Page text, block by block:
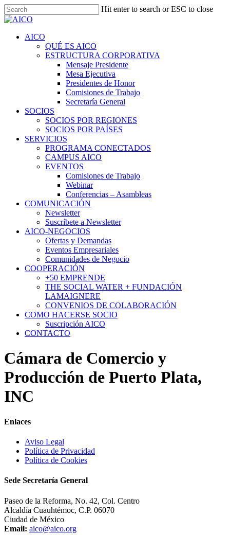
Skip
to
content
Hit enter to search or ESC to close
Close
Menu
AICO
QUÉ ES AICO
ESTRUCTURA CORPORATIVA
Mensaje Presidente
Mesa Ejecutiva
Presidentes de Honor
Comisiones de Trabajo
Secretaría General
SOCIOS
SOCIOS POR REGIONES
SOCIOS POR PAÍSES
SERVICIOS
PROGRAMA CONECTADOS
CAMPUS AICO
EVENTOS
Comisiones de Trabajo
Webinar
Conferencias – Asambleas
COMUNICACIÓN
Newsletter
Suscríbete a Newsletter
AICO-NEGOCIOS
Ofertas y Demandas
Eventos Empresariales
Comunidades de Negocio
COOPERACIÓN
+50 EMPRENDE
THE SOCIAL WATER + FUNDACIÓN
LAMAIGNERE
CONVENIOS DE COLABORACIÓN
COMO HACERSE SOCIO
Suscripción AICO
CONTACTO
Cámara de Comercio y
Producción de Puerto Plata,
INC
Enlaces
Aviso Legal
Política de Privacidad
Política de Cookies
Sede Secretaría General
Paseo de la Reforma, No. 42, Col. Centro
Alcaldía Cuauhtémoc, C.P. 06070
Ciudad de México
Email: aico@aico.org